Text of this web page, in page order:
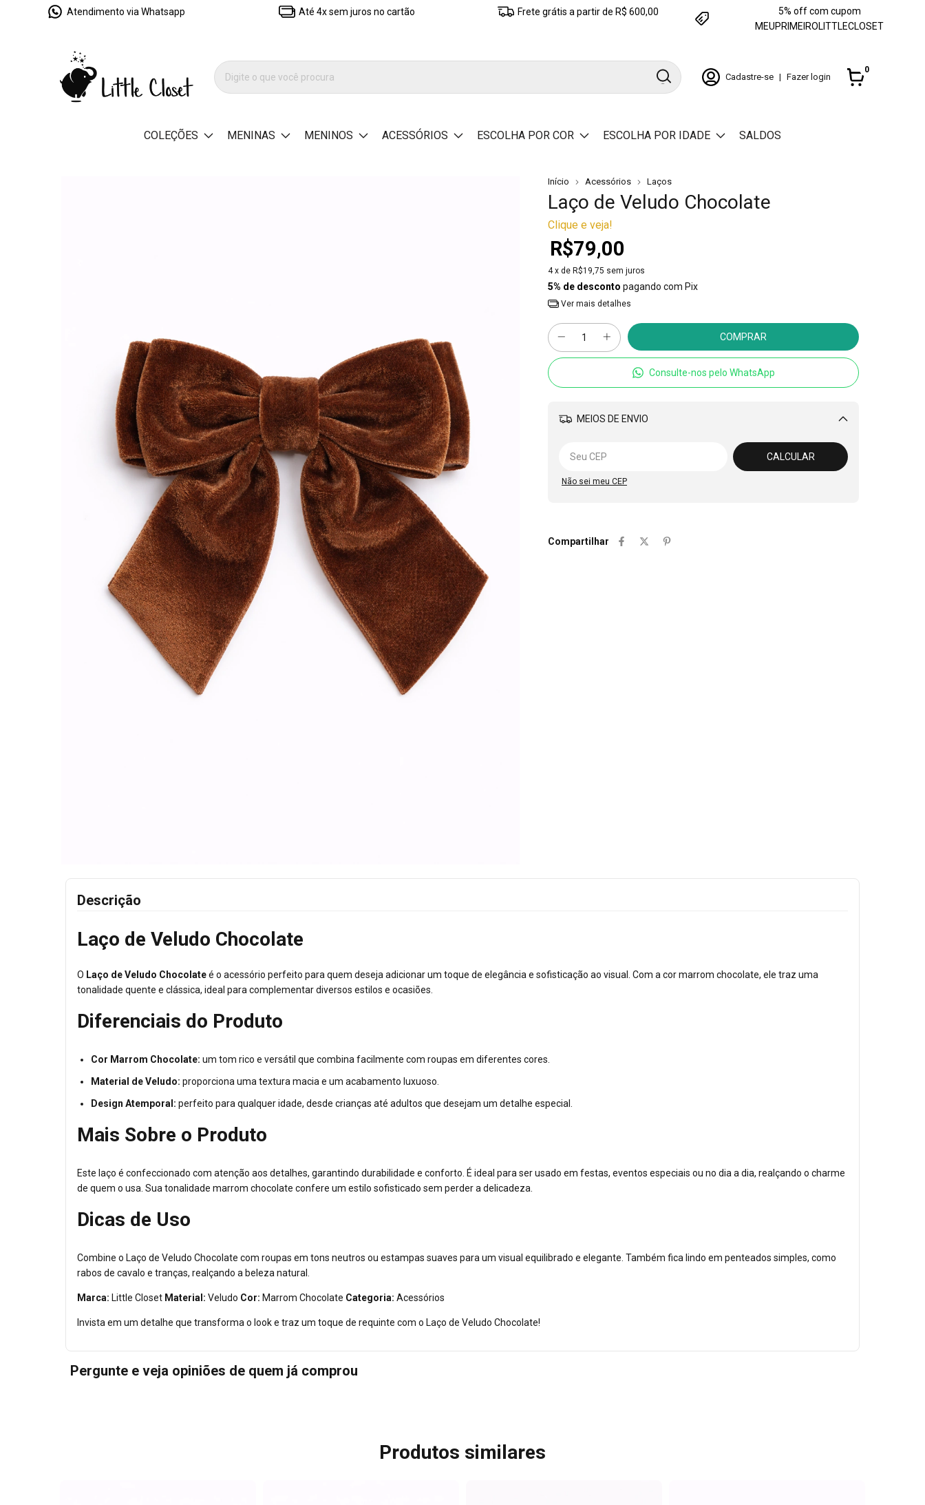
Atendimento via Whatsapp Até 4x sem juros no cartão Frete grátis a partir de R$ 600,00
5% off com cupom
MEUPRIMEIROLITTLECLOSET
Cadastre-se | Fazer login
0
COLEÇÕES MENINAS MENINOS ACESSÓRIOS ESCOLHA POR COR ESCOLHA POR IDADE SALDOS
Início Acessórios Laços
Laço de Veludo Chocolate
Clique e veja!
R$79,00
4 x de R$19,75 sem juros
5% de desconto pagando com Pix
Ver mais detalhes
Consulte-nos pelo WhatsApp
MEIOS DE ENVIO
Alterar CEP
CALCULAR
Não sei meu CEP
Compartilhar
Descrição
Laço de Veludo Chocolate
O Laço de Veludo Chocolateé o acessório perfeito para quem deseja adicionar um toque de elegância e sofisticação ao visual. Com a cor marrom chocolate, ele traz uma
tonalidade quente e clássica, ideal para complementar diversos estilos e ocasiões.
Diferenciais do Produto
Cor Marrom Chocolate: um tom rico e versátil que combina facilmente com roupas em diferentes cores.
Material de Veludo: proporciona uma textura macia e um acabamento luxuoso.
Design Atemporal: perfeito para qualquer idade, desde crianças até adultos que desejam um detalhe especial.
Mais Sobre o Produto
Este laço é confeccionado com atenção aos detalhes, garantindo durabilidade e conforto. É ideal para ser usado em festas, eventos especiais ou no dia a dia, realçando o charme
de quem o usa. Sua tonalidade marrom chocolate confere um estilo sofisticado sem perder a delicadeza.
Dicas de Uso
Combine o Laço de Veludo Chocolate com roupas em tons neutros ou estampas suaves para um visual equilibrado e elegante. Também fica lindo em penteados simples, como
rabos de cavalo e tranças, realçando a beleza natural.
Marca: Little Closet Material: Veludo Cor: Marrom Chocolate Categoria: Acessórios
Invista em um detalhe que transforma o look e traz um toque de requinte com o Laço de Veludo Chocolate!
Pergunte e veja opiniões de quem já comprou
Produtos similares